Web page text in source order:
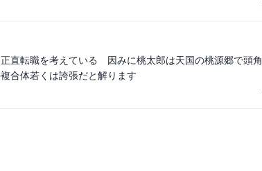
直転職を考えている　因みに桃太郎は天国の桃源郷で頭
合体若くは誇張だと解ります